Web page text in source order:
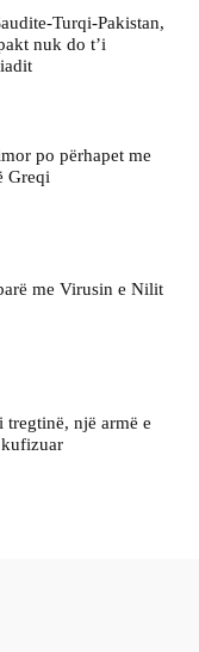
Turqi-Pakistan,
nuk do t’i
po përhapet me
Greqi
me Virusin e Nilit
një armë e